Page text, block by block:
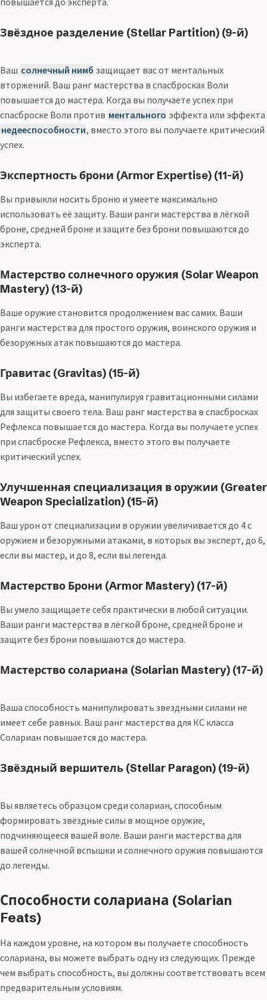
Звёздное разделение (Stellar Partition) (9-й)
Ваш солнечный нимб защищает вас от ментальных
вторжений. Ваш ранг мастерства в спасбросках Воли
повышается до мастера. Когда вы получаете успех при
спасброске Воли против ментального эффекта или эффекта
недееспособности, вместо этого вы получаете критический
успех.
Экспертность брони (Armor Expertise) (11-й)
Вы привыкли носить броню и умеете максимально
использовать её защиту. Ваши ранги мастерства в лёгкой
броне, средней броне и защите без брони повышаются до
эксперта.
Мастерство солнечного оружия (Solar Weapon
Mastery) (13-й)
Ваше оружие становится продолжением вас самих. Ваши
ранги мастерства для простого оружия, воинского оружия и
безоружных атак повышаются до мастера.
Гравитас (Gravitas) (15-й)
Вы избегаете вреда, манипулируя гравитационными силами
для защиты своего тела. Ваш ранг мастерства в спасбросках
Рефлекса повышается до мастера. Когда вы получаете успех
при спасброске Рефлекса, вместо этого вы получаете
критический успех.
Улучшенная специализация в оружии (Greater
Weapon Specialization) (15-й)
Ваш урон от специализации в оружии увеличивается до 4 с
оружием и безоружными атаками, в которых вы эксперт, до 6,
если вы мастер, и до 8, если вы легенда.
Мастерство Брони (Armor Mastery) (17-й)
Вы умело защищаете себя практически в любой ситуации.
Ваши ранги мастерства в лёгкой броне, средней броне и
защите без брони повышаются до мастера.
Мастерство солариана (Solarian Mastery) (17-й)
Ваша способность манипулировать звездными силами не
имеет себе равных. Ваш ранг мастерства для КС класса
Солариан повышается до мастера.
Звёздный вершитель (Stellar Paragon) (19-й)
Вы являетесь образцом среди солариан, способным
формировать звёздные силы в мощное оружие,
подчиняющееся вашей воле. Ваши ранги мастерства для
вашей солнечной вспышки и солнечного оружия повышаются
до легенды.
Способности солариана (Solarian
Feats)
На каждом уровне, на котором вы получаете способность
солариана, вы можете выбрать одну из следующих. Прежде
чем выбрать способность, вы должны соответствовать всем
предварительным условиям.